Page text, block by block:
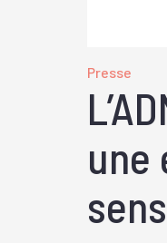
Presse
une